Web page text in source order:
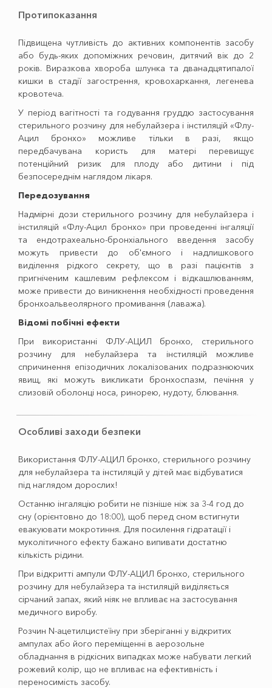
Протипоказання
Підвищена чутливість до активних компонентів засобу
або будь-яких допоміжних речовин, дитячий вік до 2
років. Виразкова хвороба шлунка та дванадцятипалої
кишки в стадії загострення, кровохаркання, легенева
кровотеча.
У період вагітності та годування груддю застосування
стерильного розчину для небулайзера і інстиляцій «Флу-
Ацил бронхо» можливе тільки в разі, якщо
передбачувана користь для матері перевищує
потенційний ризик для плоду або дитини і під
безпосереднім наглядом лікаря.
Передозування
Надмірні дози стерильного розчину для небулайзера і
інстиляцій «Флу-Ацил бронхо» при проведенні інгаляції
та ендотрахеально-бронхіального введення засобу
можуть привести до об'ємного і надлишкового
виділення рідкого секрету, що в разі пацієнтів з
пригніченим кашлевим рефлексом і відкашлюванням,
може привести до виникнення необхідності проведення
бронхоальвеолярного промивання (лаважа).
Відомі побічні ефекти
При використанні ФЛУ-АЦИЛ бронхо, стерильного
розчину для небулайзера та інстиляцій можливе
спричинення епізодичних локалізованих подразнюючих
явищ, які можуть викликати бронхоспазм, печіння у
слизовій оболонці носа, ринорею, нудоту, блювання.
Особливі заходи безпеки
Використання ФЛУ-АЦИЛ бронхо, стерильного розчину
для небулайзера та інстиляцій у дітей має відбуватися
під наглядом дорослих!
Останню інгаляцію робити не пізніше ніж за 3-4 год до
сну (орієнтовно до 18:00), щоб перед сном встигнути
евакуювати мокротиння. Для посилення гідратації і
муколітичного ефекту бажано випивати достатню
кількість рідини.
При відкритті ампули ФЛУ-АЦИЛ бронхо, стерильного
розчину для небулайзера та інстиляцій виділяється
сірчаний запах, який ніяк не впливає на застосування
медичного виробу.
Розчин N-ацетилцистеїну при зберіганні у відкритих
ампулах або його переміщенні в аерозольне
обладнання в рідкісних випадках може набувати легкий
рожевий колiр, що не впливає на ефективність і
переносимість засобу.